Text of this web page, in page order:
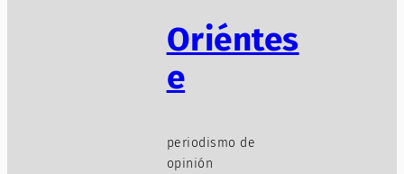
Oriéntes
e
periodismo de
opinión